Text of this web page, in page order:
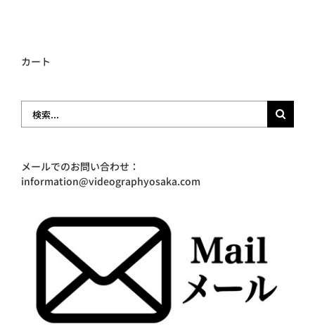
カート
メールでのお問い合わせ：
information@videographyosaka.com